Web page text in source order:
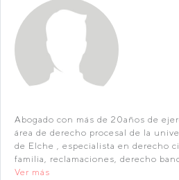
Abogado con más de 20años de
área de derecho procesal de la
de Elche , especialista en derecho
familia, reclamaciones, derecho
Ver más